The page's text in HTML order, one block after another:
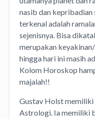
nasib dan kepribadian
terkenal adalah
sejenisnya. Bisa
merupakan
hingga hari ini masih
Kolom Horoskop
majalah!!
Gustav Holst
Astrologi. Ia memiliki